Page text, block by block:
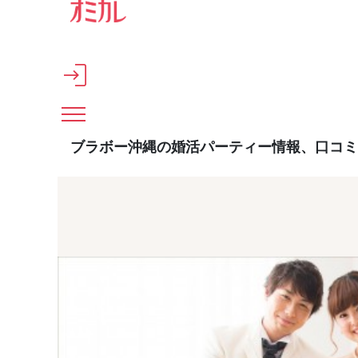
メインコンテンツへスキップ
ブラボー沖縄の婚活パーティー情報、口コ